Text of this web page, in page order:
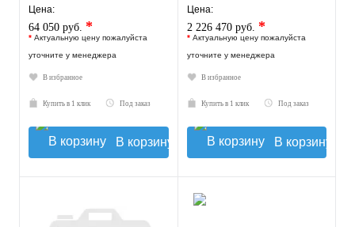
Цена:
64 050 руб. *
* Актуальную цену пожалуйста
уточните у менеджера
В избранное
Купить в 1 клик Под заказ
В корзину
Цена:
2 226 470 руб. *
* Актуальную цену пожалуйста
уточните у менеджера
В избранное
Купить в 1 клик Под заказ
В корзину